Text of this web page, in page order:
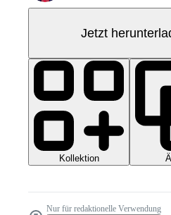
Jetzt
Kollektion
Nur für redaktionelle Verwendung